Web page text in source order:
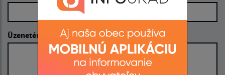
Üzenetének szövege (povinné)